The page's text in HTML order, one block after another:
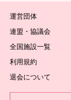
運営団体
連盟・協議会
全国施設一覧
利用規約
退会について